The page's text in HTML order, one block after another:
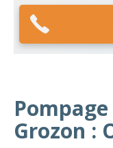
Grozon :